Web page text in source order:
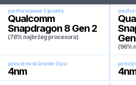
performanse čipseta
Qualcomm
Snapdragon 8 Gen 2
(78% najbržeg procesora)
(96%
preciznost izrade čipa
4nm 4